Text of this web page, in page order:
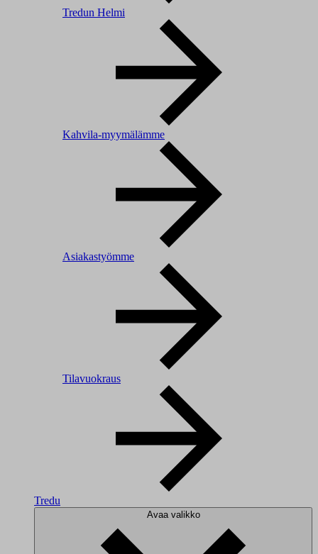
Tredun Helmi
Kahvila-myymälämme
Asiakastyömme
Tilavuokraus
Tredu
Avaa valikko